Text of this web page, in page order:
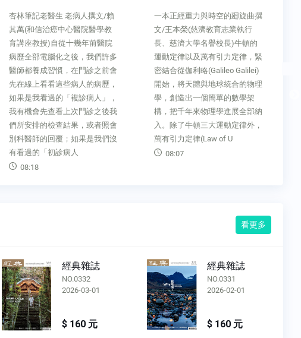
杏林筆記老醫生 老病人撰文/賴
其萬(和信治癌中心醫院醫學教
育講座教授)自從十幾年前醫院
病歷全部電腦化之後，我們許多
醫師都養成習慣，在門診之前會
先在線上看看這些病人的病歷，
如果是我看過的「複診病人」，
我有機會先查看上次門診之後我
們所安排的檢查結果，或者照會
別科醫師的回覆；如果是我們沒
有看過的「初診病人
08:18
一本正經重力與時空的廻旋曲撰
文/王本榮(慈濟教育志業執行
長、慈濟大學名譽校長)牛頓的
運動定律以及萬有引力定律，緊
密結合從伽利略(Galileo Galilei)
開始，將天體與地球統合的物理
學，創造出一個簡單的數學架
構，把千年來物理學進展全部納
入。除了牛頓三大運動定律外，
萬有引力定律(Law of U
08:07
看更多
經典雜誌
NO.0332
2026-03-01
$ 160 元
經典雜誌
NO.0331
2026-02-01
$ 160 元